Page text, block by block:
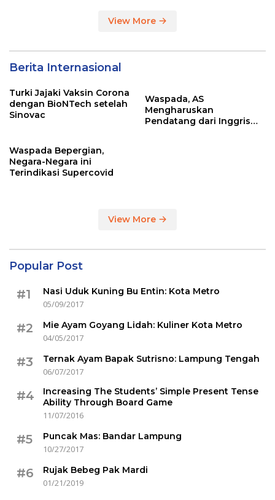
View More
Berita Internasional
Turki Jajaki Vaksin Corona
dengan BioNTech setelah
Sinovac
Waspada, AS
Mengharuskan
Pendatang dari Inggris
Waspada Bepergian,
Negara-Negara ini
Terindikasi Supercovid
View More
Popular Post
#1
Nasi Uduk Kuning Bu Entin: Kota Metro
05/09/2017
#2
Mie Ayam Goyang Lidah: Kuliner Kota Metro
04/05/2017
#3
Ternak Ayam Bapak Sutrisno: Lampung Tengah
06/07/2017
#4
Increasing The Students’ Simple Present Tense
Ability Through Board Game
11/07/2016
#5
Puncak Mas: Bandar Lampung
10/27/2017
#6
Rujak Bebeg Pak Mardi
01/21/2019